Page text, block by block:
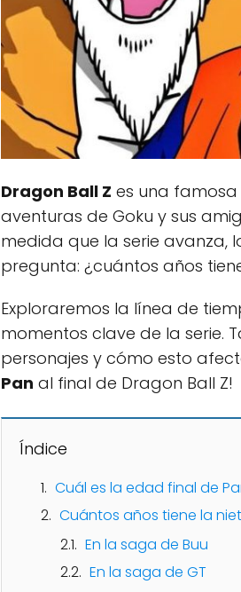
Dragon Ball Z es una famosa
aventuras de Goku y sus
medida que la serie avanza,
pregunta: ¿cuántos años
Exploraremos la línea de
momentos clave de la serie.
personajes y cómo esto
Pan al final de Dragon Ball Z!
Índice
Cuál es la edad final de
Cuántos años tiene la
En la saga de Buu
En la saga de GT